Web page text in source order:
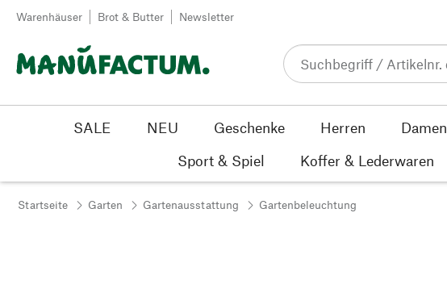
Zum Inhalt springen
Warenhäuser Brot & Butter Newsletter
SALE NEU Geschenke Herren Damen
Sport & Spiel
Koffer & Lederwaren
Startseite Garten Gartenausstattung Gartenbeleuchtung